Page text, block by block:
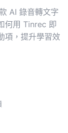
AI 錄音轉文字
何用 Tinrec 即
項，提升學習效